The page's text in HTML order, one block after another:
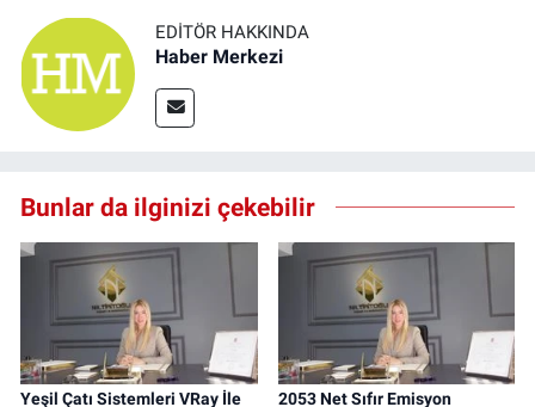
EDITÖR HAKKINDA
Haber Merkezi
Bunlar da ilginizi çekebilir
Yeşil Çatı Sistemleri VRay İle
2053 Net Sıfır Emisyon